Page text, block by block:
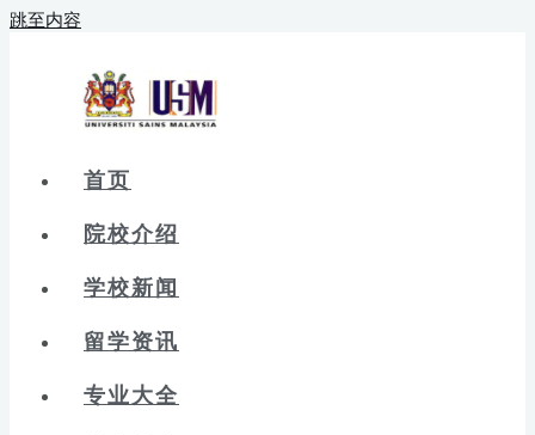
跳至内容
首页
院校介绍
学校新闻
留学资讯
专业大全